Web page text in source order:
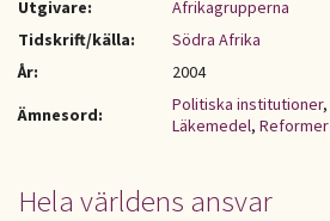
Utgivare:
Afrikagrupperna
Tidskrift/källa:
Södra Afrika
År:
2004
Ämnesord:
Politiska institutioner,
Läkemedel, Reformer
Hela världens ansvar